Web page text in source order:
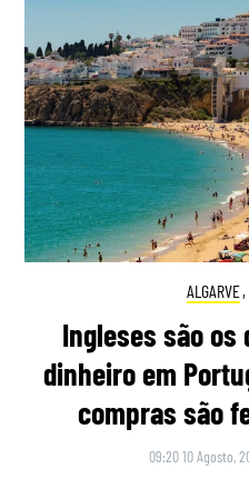
ALGARVE,
Ingleses são os
dinheiro em
compras são
09:20 10 Agosto,